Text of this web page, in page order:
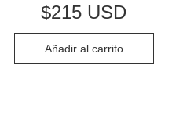
$215 USD
Añadir al carrito